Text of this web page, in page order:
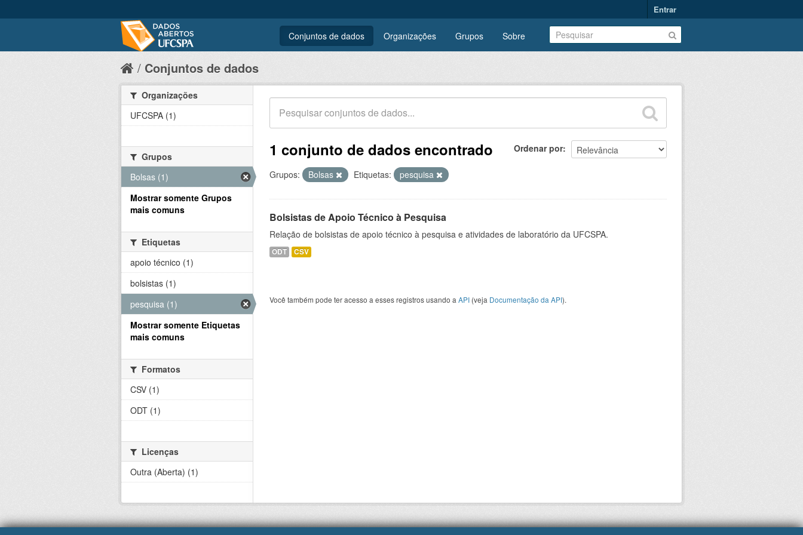
Entrar
Conjuntos de dados Organizações Grupos Sobre
Conjuntos de dados
Ordenar por
1 conjunto de dados encontrado
Grupos: Bolsas Etiquetas: pesquisa
Bolsistas de Apoio Técnico à Pesquisa
Relação de bolsistas de apoio técnico à pesquisa e atividades de laboratório da UFCSPA.
ODT CSV
Você também pode ter acesso a esses registros usando a API (veja Documentação da API).
Organizações
UFCSPA (1)
Grupos
Bolsas (1)
Mostrar somente Grupos
mais comuns
Etiquetas
apoio técnico (1)
bolsistas (1)
pesquisa (1)
Mostrar somente Etiquetas
mais comuns
Formatos
CSV (1)
ODT (1)
Licenças
Outra (Aberta) (1)